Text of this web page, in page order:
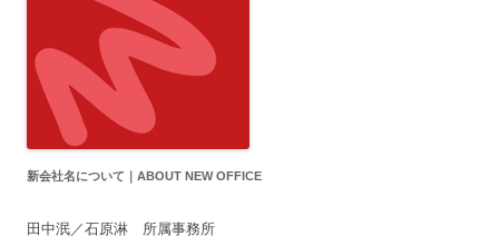
新会社名について｜ABOUT NEW OFFICE
田中泯／石原淋 所属事務所